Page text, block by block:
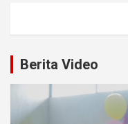
Berita Video